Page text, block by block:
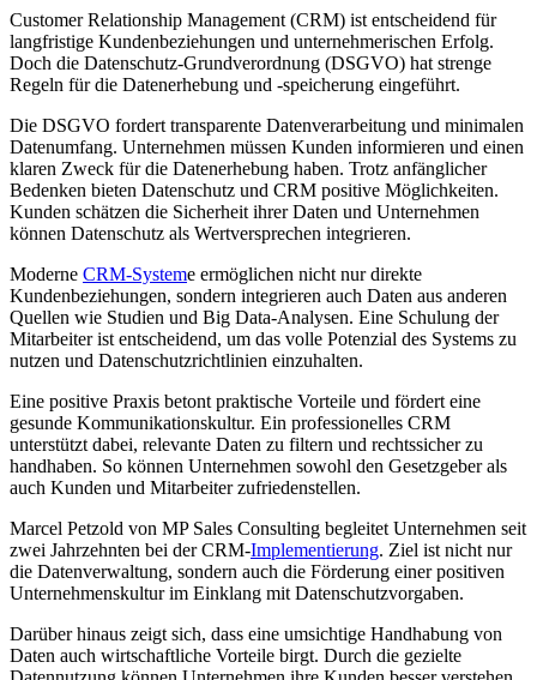
Customer Relationship Management (CRM) ist entscheidend für
langfristige Kundenbeziehungen und unternehmerischen Erfolg.
Doch die Datenschutz-Grundverordnung (DSGVO) hat strenge
Regeln für die Datenerhebung und -speicherung eingeführt.
Die DSGVO fordert transparente Datenverarbeitung und minimalen
Datenumfang. Unternehmen müssen Kunden informieren und einen
klaren Zweck für die Datenerhebung haben. Trotz anfänglicher
Bedenken bieten Datenschutz und CRM positive Möglichkeiten.
Kunden schätzen die Sicherheit ihrer Daten und Unternehmen
können Datenschutz als Wertversprechen integrieren.
Moderne CRM-Systeme ermöglichen nicht nur direkte
Kundenbeziehungen, sondern integrieren auch Daten aus anderen
Quellen wie Studien und Big Data-Analysen. Eine Schulung der
Mitarbeiter ist entscheidend, um das volle Potenzial des Systems zu
nutzen und Datenschutzrichtlinien einzuhalten.
Eine positive Praxis betont praktische Vorteile und fördert eine
gesunde Kommunikationskultur. Ein professionelles CRM
unterstützt dabei, relevante Daten zu filtern und rechtssicher zu
handhaben. So können Unternehmen sowohl den Gesetzgeber als
auch Kunden und Mitarbeiter zufriedenstellen.
Marcel Petzold von MP Sales Consulting begleitet Unternehmen seit
zwei Jahrzehnten bei der CRM-Implementierung. Ziel ist nicht nur
die Datenverwaltung, sondern auch die Förderung einer positiven
Unternehmenskultur im Einklang mit Datenschutzvorgaben.
Darüber hinaus zeigt sich, dass eine umsichtige Handhabung von
Daten auch wirtschaftliche Vorteile birgt. Durch die gezielte